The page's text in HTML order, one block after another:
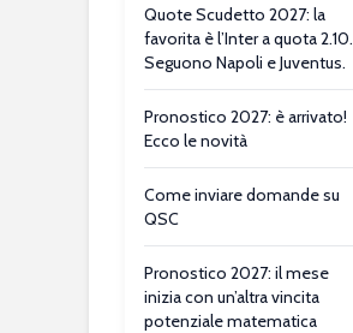
Quote Scudetto 2027: la
favorita è l’Inter a quota 2.10.
Seguono Napoli e Juventus.
Pronostico 2027: è arrivato!
Ecco le novità
Come inviare domande su
QSC
Pronostico 2027: il mese
inizia con un’altra vincita
potenziale matematica